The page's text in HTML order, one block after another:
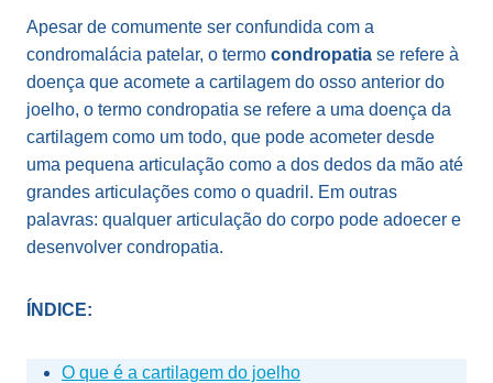
Apesar de comumente ser confundida com a
condromalácia patelar, o termo condropatia se refere à
doença que acomete a cartilagem do osso anterior do
joelho, o termo condropatia se refere a uma doença da
cartilagem como um todo, que pode acometer desde
uma pequena articulação como a dos dedos da mão até
grandes articulações como o quadril. Em outras
palavras: qualquer articulação do corpo pode adoecer e
desenvolver condropatia.
ÍNDICE:
O que é a cartilagem do joelho